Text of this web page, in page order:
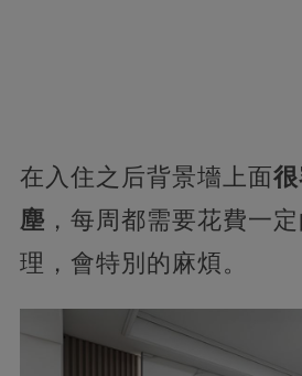
在入住之后背景墻上面
塵 ，每周都需要花費一
理，會特別的麻煩。